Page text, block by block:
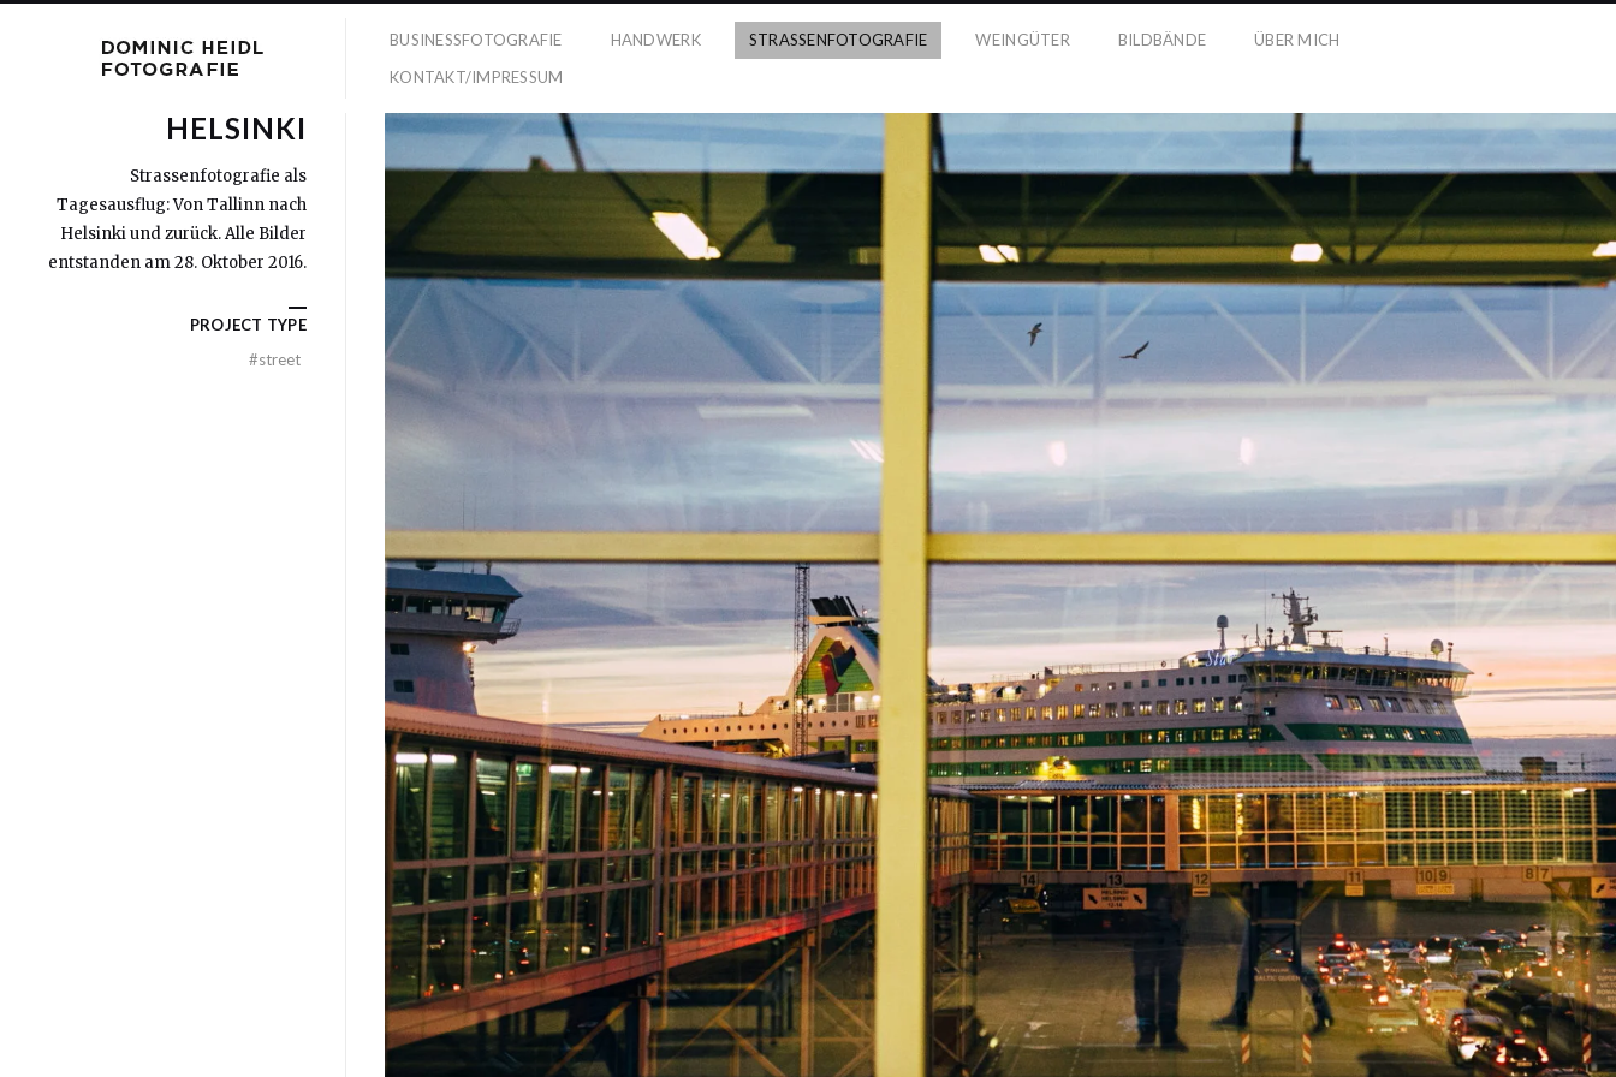
BUSINESSFOTOGRAFIE HANDWERK STRASSENFOTOGRAFIE WEINGÜTER BILDBÄNDE
ÜBER MICH
KONTAKT/IMPRESSUM
HELSINKI
Strassenfotografie als
Tagesausflug: Von Tallinn nach
Helsinki und zurück. Alle Bilder
entstanden am 28. Oktober 2016.
PROJECT TYPE
#street